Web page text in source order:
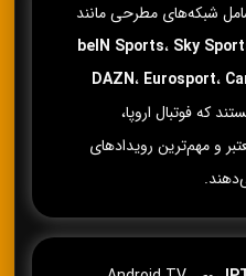
beIN Sports، Sky
DAZN، Eurosport،
که فوتبال اروپا،
و مهم‌ترین رویدادهای